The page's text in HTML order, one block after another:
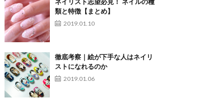
類と特徴【まとめ】
2019.01.10
徹底考察｜絵が下手な人はネイリ
ストになれるのか
2019.01.06